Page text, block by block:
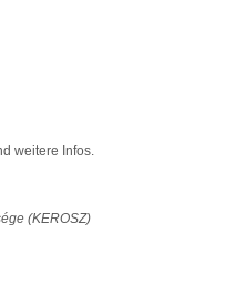
weitere Infos.
(KEROSZ)